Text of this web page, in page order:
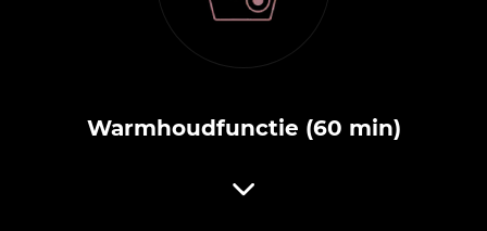
Warmhoudfunctie (60 min)